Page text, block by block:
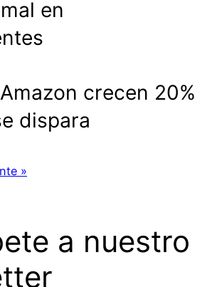
en
crecen 20%
dispara
»
a nuestro